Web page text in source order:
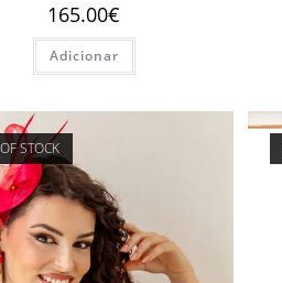
165.00€
Adicionar
STOCK